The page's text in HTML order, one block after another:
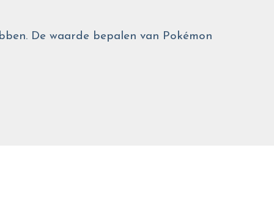
De waarde bepalen van Pokémon